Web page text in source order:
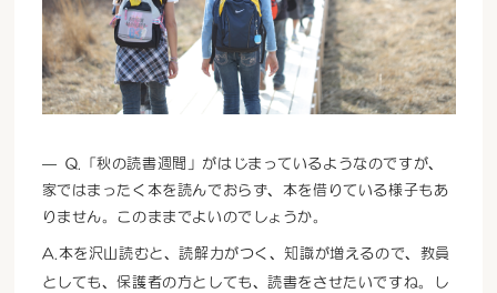
Q.「秋の読書週間」がはじまっているようなのですが、
家ではまったく本を読んでおらず、本を借りている様子もあ
りません。このままでよいのでしょうか。
A.本を沢山読むと、読解力がつく、知識が増えるので、教員
としても、保護者の方としても、読書をさせたいですね。し